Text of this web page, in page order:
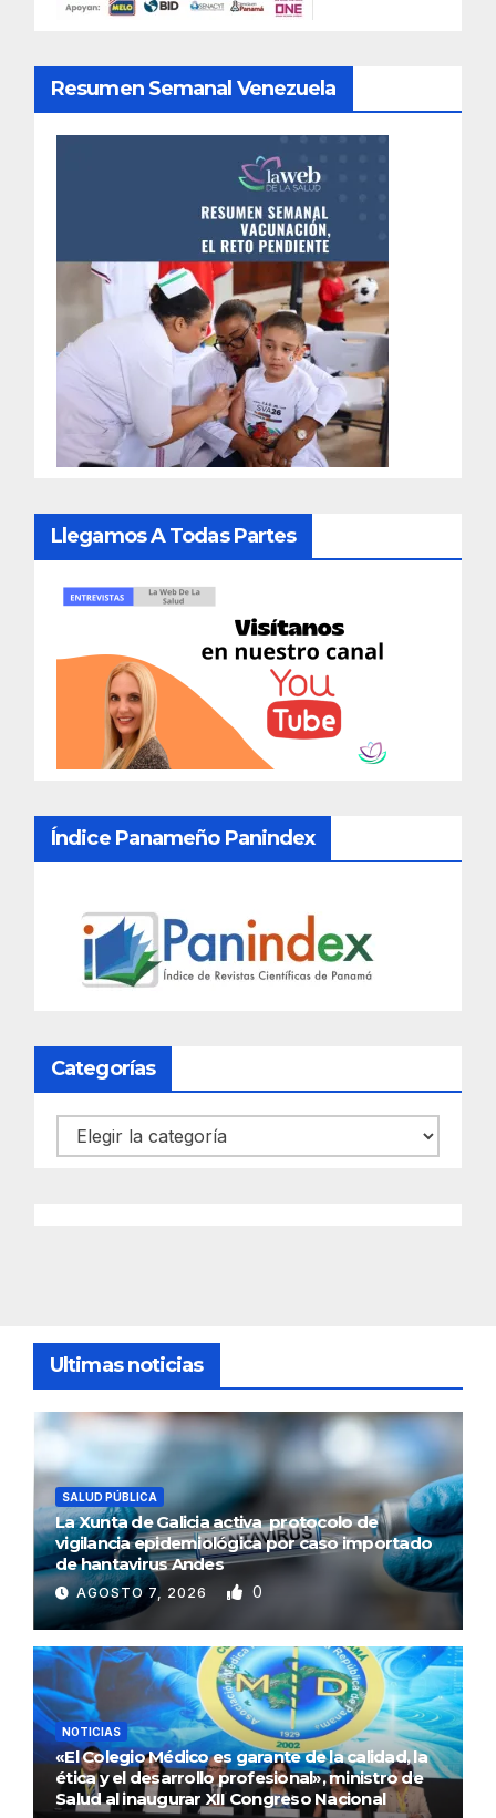
Resumen Semanal Venezuela
Llegamos A Todas Partes
Índice Panameño Panindex
Categorías
Categorías
Ultimas noticias
SALUD PÚBLICA
La Xunta de Galicia activa protocolo de
vigilancia epidemiológica por caso importado
de hantavirus Andes
AGOSTO 7, 2026 0
NOTICIAS
«El Colegio Médico es garante de la calidad, la
ética y el desarrollo profesional», ministro de
Salud al inaugurar XII Congreso Nacional